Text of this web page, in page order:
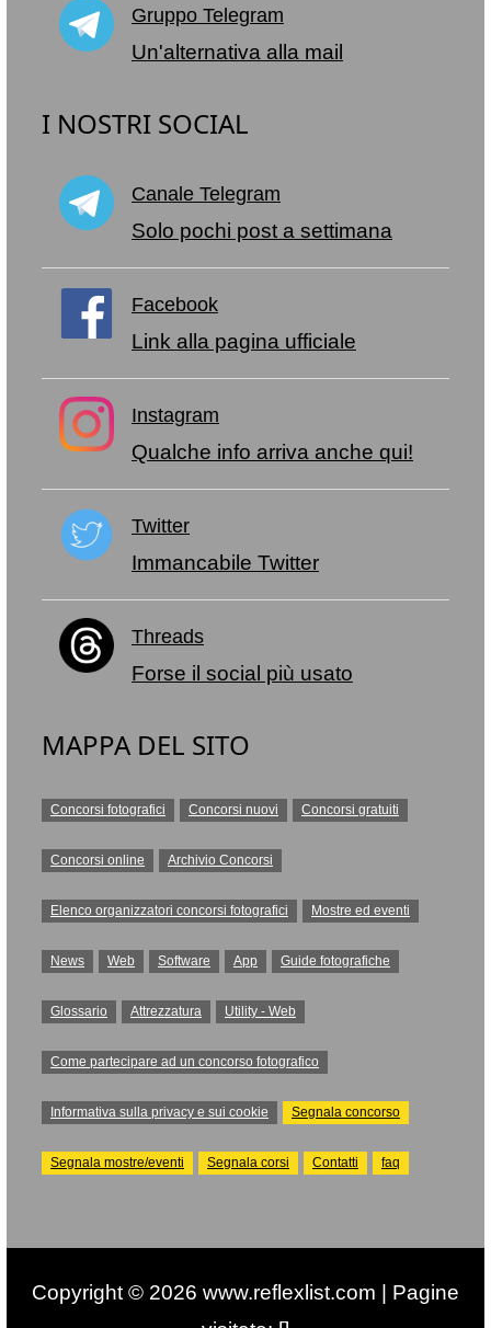
Gruppo Telegram
Un'alternativa alla mail
I NOSTRI SOCIAL
Canale Telegram
Solo pochi post a settimana
Facebook
Link alla pagina ufficiale
Instagram
Qualche info arriva anche qui!
Twitter
Immancabile Twitter
Threads
Forse il social più usato
MAPPA DEL SITO
Concorsi fotografici Concorsi nuovi Concorsi gratuiti
Concorsi online Archivio Concorsi
Elenco organizzatori concorsi fotografici Mostre ed eventi
News Web Software App Guide fotografiche
Glossario Attrezzatura Utility - Web
Come partecipare ad un concorso fotografico
Informativa sulla privacy e sui cookie Segnala concorso
Segnala mostre/eventi Segnala corsi Contatti faq
Copyright © 2026 www.reflexlist.com | Pagine